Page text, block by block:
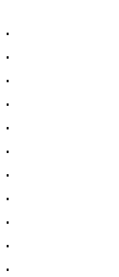
.
.
.
.
.
.
.
.
.
.
.